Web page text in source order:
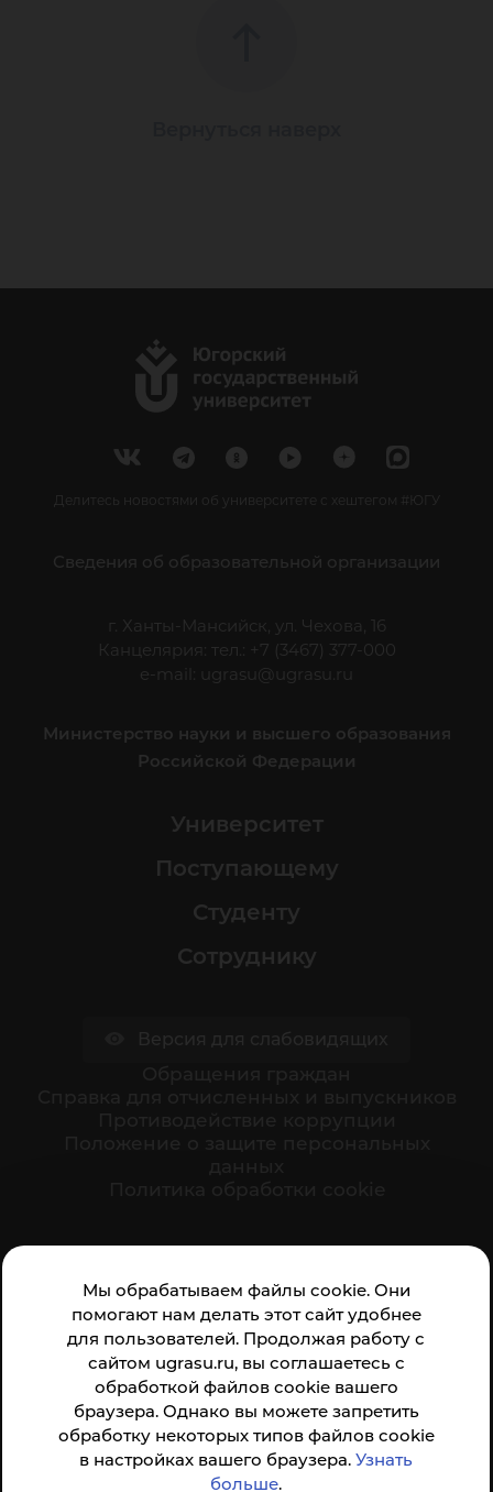
Мы обрабатываем файлы cookie. Они
помогают нам делать этот сайт удобнее
для пользователей. Продолжая работу с
сайтом ugrasu.ru, вы соглашаетесь с
обработкой файлов cookie вашего
браузера. Однако вы можете запретить
обработку некоторых типов файлов cookie
в настройках вашего браузера.Узнать
больше.
Делитесь новостями об университете с хештегом #ЮГУ
Сведения об образовательной организации
г. Ханты-Мансийск, ул. Чехова, 16
Канцелярия: тел.: +7 (3467) 377-000
e-mail:
ugrasu@ugrasu.ru
Министерство науки и высшего образования
Российской Федерации
Университет
Поступающему
Студенту
Сотруднику
организации:
Анкета доступна по QR-коду, а так же по прямой
ссылке